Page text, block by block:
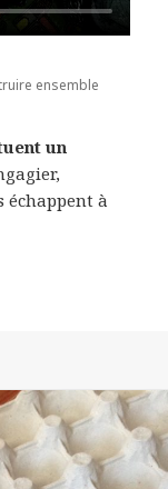
ensemble
un
à